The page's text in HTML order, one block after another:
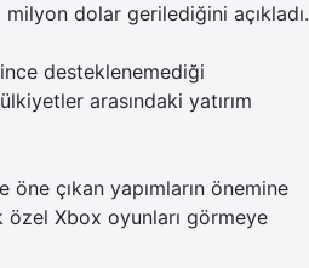
milyon dolar gerilediğini açıkladı.
desteklenemediği
arasındaki yatırım
çıkan yapımların önemine
Xbox oyunları görmeye